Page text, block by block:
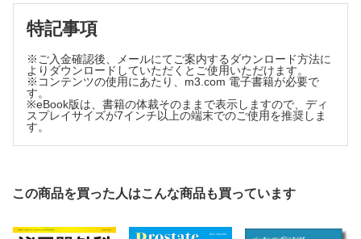
特記事項
※ご入金確認後、メールにてご案内するダウンロード方法に
よりダウンロードしていただくとご使用いただけます。
※コンテンツの使用にあたり、m3.com 電子書籍が必要で
す。
※eBook版は、書籍の体裁そのままで表示しますので、ディ
スプレイサイズが7インチ以上の端末でのご使用を推奨しま
す。
この商品を買った人はこんな商品も買っています